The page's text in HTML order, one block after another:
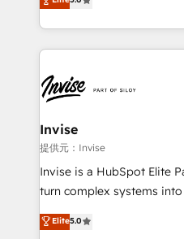
much Benelux companies
bespoke approach for
business growth
set-up, Migrations,
Ops Hub Software,
content strategies,
bespoke web apps and
websites. Experienced in
Manufacturers, Fintech,
SaaS industries.
Invise
提供元：Invise
Invise is a HubSpot Elite
turn complex systems
We combine strategy,
management to drive
Elite5.0